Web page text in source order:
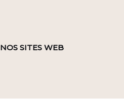
NOS SITES WEB